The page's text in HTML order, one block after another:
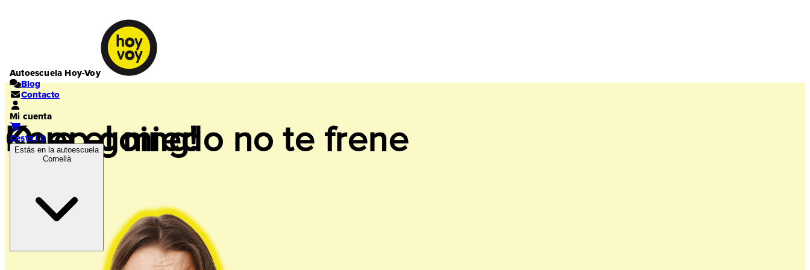
Autoescuela Hoy-Voy
Blog
Contacto
Mi cuenta
Cesta | 0
Estás en la autoescuela
Cornellà
Keep going!
Que el miedo no te frene